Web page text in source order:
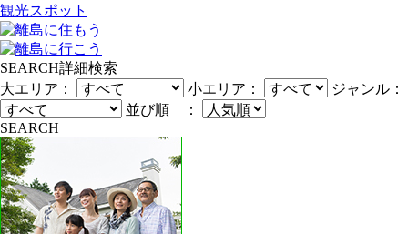
観光スポット
SEARCH詳細検索
大エリア：
小エリア：
ジャンル：
並び順 ：
SEARCH